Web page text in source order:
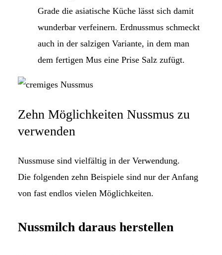
Grade die asiatische Küche lässt sich damit
wunderbar verfeinern. Erdnussmus schmeckt
auch in der salzigen Variante, in dem man
dem fertigen Mus eine Prise Salz zufügt.
Zehn Möglichkeiten Nussmus zu
verwenden
Nussmuse sind vielfältig in der Verwendung.
Die folgenden zehn Beispiele sind nur der Anfang
von fast endlos vielen Möglichkeiten.
Nussmilch daraus herstellen